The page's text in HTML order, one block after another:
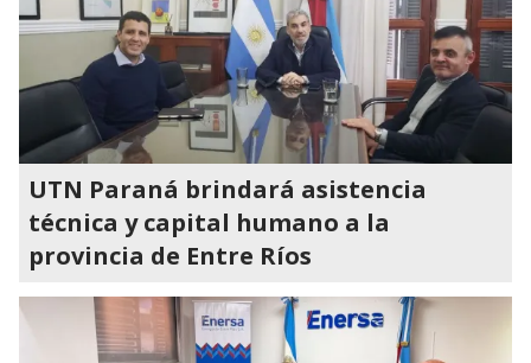
UTN Paraná brindará asistencia
técnica y capital humano a la
provincia de Entre Ríos